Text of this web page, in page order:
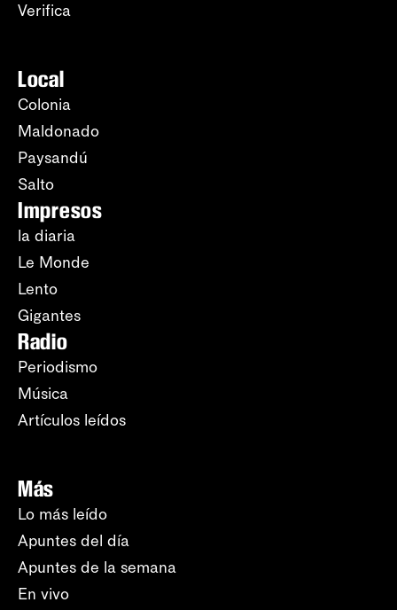
Verifica
Local
Colonia
Maldonado
Paysandú
Salto
Impresos
la diaria
Le Monde
Lento
Gigantes
Radio
Periodismo
Música
Artículos leídos
Más
Lo más leído
Apuntes del día
Apuntes de la semana
En vivo